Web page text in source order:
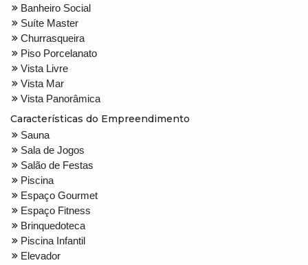
Banheiro Social
Suíte Master
Churrasqueira
Piso Porcelanato
Vista Livre
Vista Mar
Vista Panorâmica
Características do Empreendimento
Sauna
Sala de Jogos
Salão de Festas
Piscina
Espaço Gourmet
Espaço Fitness
Brinquedoteca
Piscina Infantil
Elevador